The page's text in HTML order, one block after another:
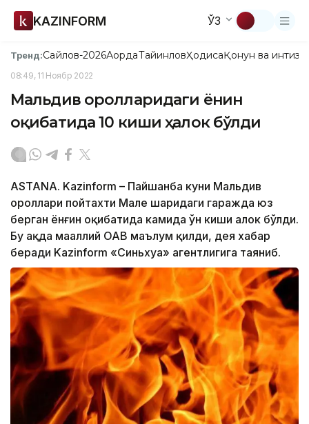
KAZINFORM ЎЗ
Тренд:Сайлов-2026АқордаТайинловҲодисаҚонун ва
08:49, 11 Ноябр 2022
Мальдив оролларидаги ёнғин
оқибатида 10 киши ҳалок бўлди
ASTANA. Kazinform – Пайшанба куни Мальдив
ороллари пойтахти Мале шаҳридаги гаражда юз
берган ёнғин оқибатида камида ўн киши ҳалок бўлди.
Бу ҳақда маҳаллий ОАВ маълум қилди, дея хабар
беради Kazinform «Синьхуа» агентлигига таяниб.